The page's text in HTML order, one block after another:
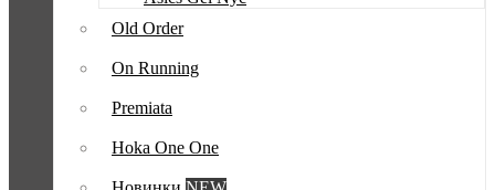
Old Order
On Running
Premiata
Hoka One One